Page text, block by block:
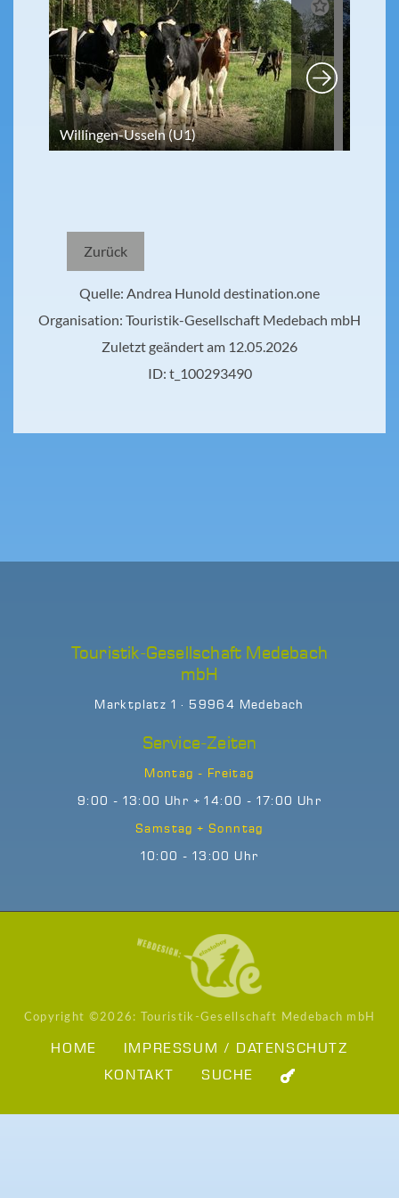
Touristik-Gesellschaft Medebach
mbH
Marktplatz 1 · 59964 Medebach
Service-Zeiten
Montag - Freitag
9:00 - 13:00 Uhr + 14:00 - 17:00 Uhr
Samstag + Sonntag
10:00 - 13:00 Uhr
Copyright ©2026: Touristik-Gesellschaft Medebach mbH
HOME
IMPRESSUM / DATENSCHUTZ
KONTAKT
SUCHE